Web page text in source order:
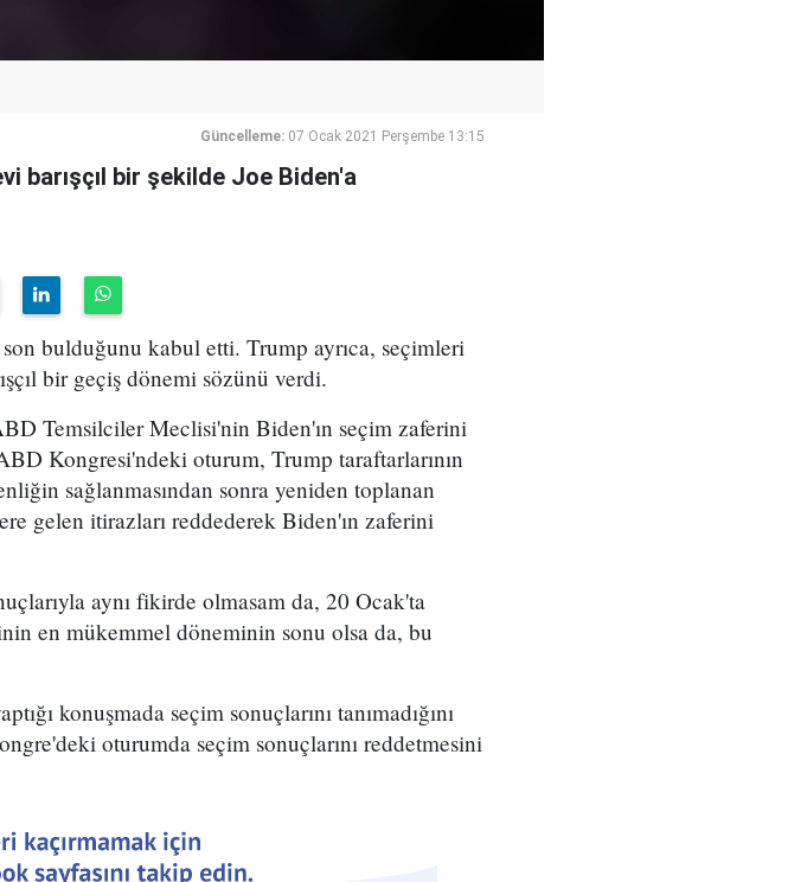
Güncelleme: 07 Ocak 2021 Perşembe 13:15
barışçıl bir şekilde Joe Biden'a
bulduğunu kabul etti. Trump ayrıca, seçimleri
bir geçiş dönemi sözünü verdi.
Temsilciler Meclisi'nin Biden'ın seçim zaferini
Kongresi'ndeki oturum, Trump taraftarlarının
sağlanmasından sonra yeniden toplanan
gelen itirazları reddederek Biden'ın zaferini
aynı fikirde olmasam da, 20 Ocak'ta
en mükemmel döneminin sonu olsa da, bu
konuşmada seçim sonuçlarını tanımadığını
oturumda seçim sonuçlarını reddetmesini